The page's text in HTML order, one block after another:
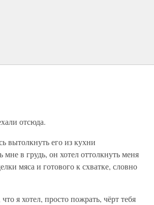
отсюда.
вытолкнуть его из кухни
в грудь, он хотел оттолкнуть меня
мяса и готового к схватке, словно
я хотел, просто пожрать, чёрт тебя